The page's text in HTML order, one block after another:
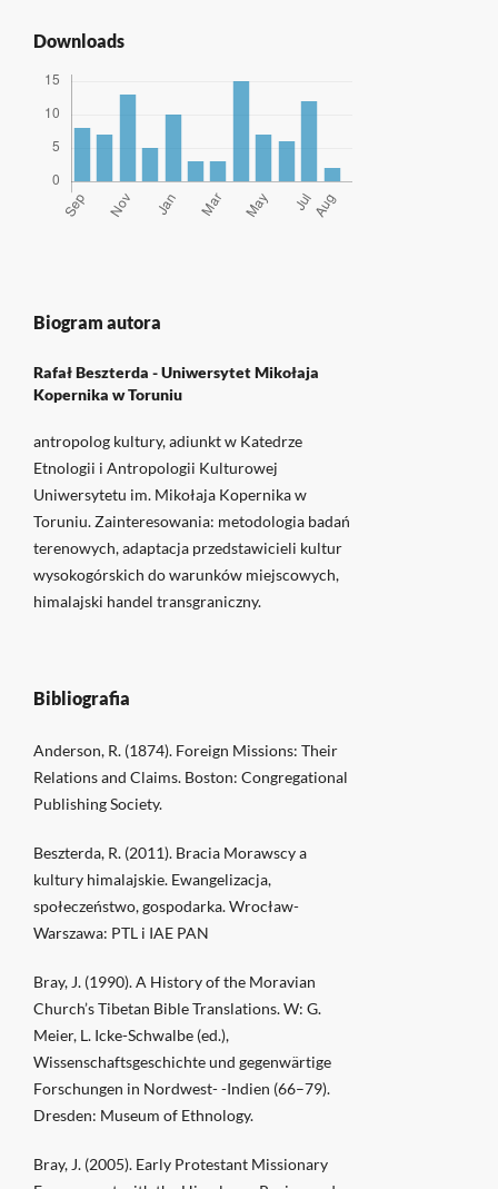
Downloads
Biogram autora
Rafał Beszterda -Uniwersytet Mikołaja
Kopernika w Toruniu
antropolog kultury, adiunkt w Katedrze
Etnologii i Antropologii Kulturowej
Uniwersytetu im. Mikołaja Kopernika w
Toruniu. Zainteresowania: metodologia badań
terenowych, adaptacja przedstawicieli kultur
wysokogórskich do warunków miejscowych,
himalajski handel transgraniczny.
Bibliografia
Anderson, R. (1874). Foreign Missions: Their
Relations and Claims. Boston: Congregational
Publishing Society.
Beszterda, R. (2011). Bracia Morawscy a
kultury himalajskie. Ewangelizacja,
społeczeństwo, gospodarka. Wrocław-
Warszawa: PTL i IAE PAN
Bray, J. (1990). A History of the Moravian
Church’s Tibetan Bible Translations. W: G.
Meier, L. Icke-Schwalbe (ed.),
Wissenschaftsgeschichte und gegenwärtige
Forschungen in Nordwest- -Indien (66–79).
Dresden: Museum of Ethnology.
Bray, J. (2005). Early Protestant Missionary